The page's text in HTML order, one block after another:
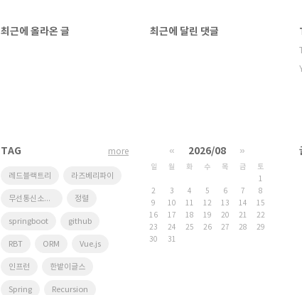
최근에 올라온 글 최근에 달린 댓글
TAG
레드블랙트리 라즈베리파이
무선통신소프트웨어연구실 정렬
springboot github
RBT ORM Vue.js
인프런 한밭이글스
Spring Recursion
more « 2026/08 »
일 월 화 수 목 금
토
1
2
3 4 5 6 7
8
9
10 11 12 13 14
15
16
17 18 19 20 21
22
23
24 25 26 27 28
29
30
31